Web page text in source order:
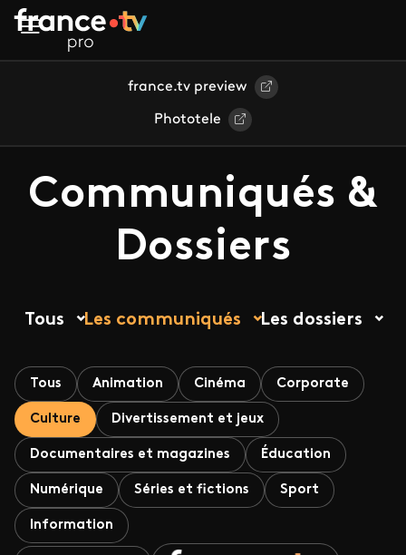
Aller au contenu principal
france.tv preview
Phototele
Communiqués &
Dossiers
Tous Les communiqués Les dossiers
Tous Animation Cinéma Corporate
Culture Divertissement et jeux
Documentaires et magazines Éducation
Numérique Séries et fictions Sport
Information